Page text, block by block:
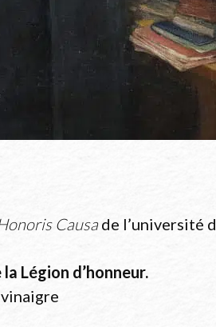
Causade l’université
Légion d’honneur.